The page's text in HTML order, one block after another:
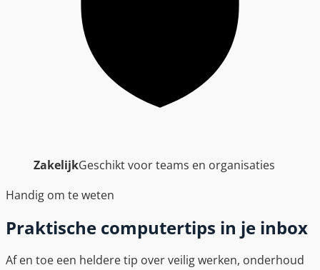
ZakelijkGeschikt voor teams en organisaties
Handig om te weten
Praktische computertips in je inbox
Af en toe een heldere tip over veilig werken, onderhoud